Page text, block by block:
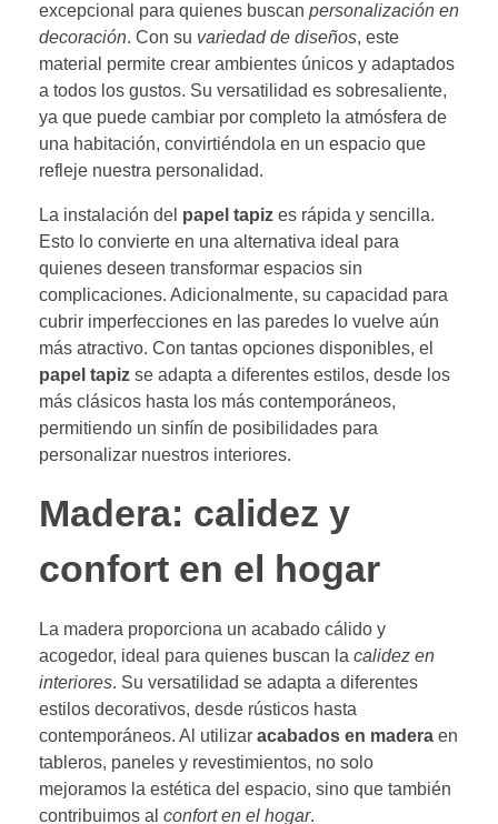
excepcional para quienes buscan personalización en
decoración. Con su variedad de diseños, este
material permite crear ambientes únicos y adaptados
a todos los gustos. Su versatilidad es sobresaliente,
ya que puede cambiar por completo la atmósfera de
una habitación, convirtiéndola en un espacio que
refleje nuestra personalidad.
La instalación del papel tapiz es rápida y sencilla.
Esto lo convierte en una alternativa ideal para
quienes deseen transformar espacios sin
complicaciones. Adicionalmente, su capacidad para
cubrir imperfecciones en las paredes lo vuelve aún
más atractivo. Con tantas opciones disponibles, el
papel tapiz se adapta a diferentes estilos, desde los
más clásicos hasta los más contemporáneos,
permitiendo un sinfín de posibilidades para
personalizar nuestros interiores.
Madera: calidez y
confort en el hogar
La madera proporciona un acabado cálido y
acogedor, ideal para quienes buscan la calidez en
interiores. Su versatilidad se adapta a diferentes
estilos decorativos, desde rústicos hasta
contemporáneos. Al utilizar acabados en madera en
tableros, paneles y revestimientos, no solo
mejoramos la estética del espacio, sino que también
contribuimos al confort en el hogar.